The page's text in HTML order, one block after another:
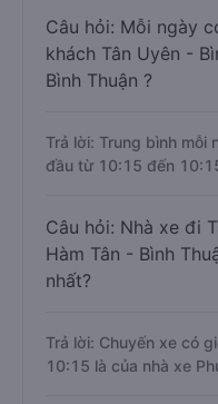
Câu hỏi: Mỗi ngày
khách Tân Uyên -
Bình Thuận ?
Trả lời: Trung bình mỗi
đầu từ 10:15 đến
Câu hỏi: Nhà xe đi
Hàm Tân - Bình
nhất?
Trả lời: Chuyến xe có
10:15 là của nhà xe